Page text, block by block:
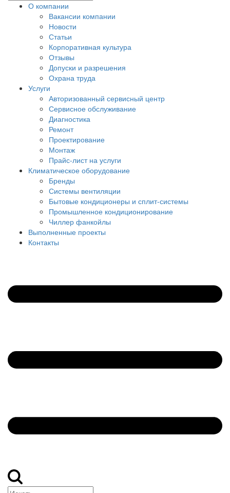
О компании
Вакансии компании
Новости
Статьи
Корпоративная культура
Отзывы
Допуски и разрешения
Охрана труда
Услуги
Авторизованный сервисный центр
Сервисное обслуживание
Диагностика
Ремонт
Проектирование
Монтаж
Прайс-лист на услуги
Климатическое оборудование
Бренды
Системы вентиляции
Бытовые кондиционеры и сплит-системы
Промышленное кондиционирование
Чиллер фанкойлы
Выполненные проекты
Контакты